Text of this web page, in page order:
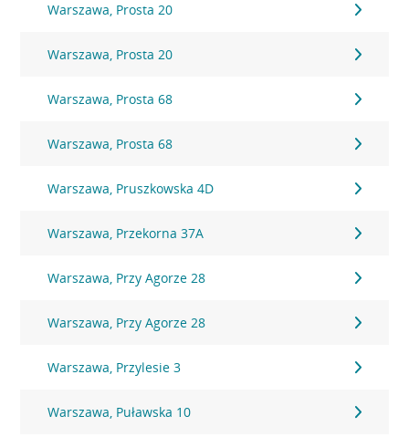
Warszawa, Prosta 20
Warszawa, Prosta 20
Warszawa, Prosta 68
Warszawa, Prosta 68
Warszawa, Pruszkowska 4D
Warszawa, Przekorna 37A
Warszawa, Przy Agorze 28
Warszawa, Przy Agorze 28
Warszawa, Przylesie 3
Warszawa, Puławska 10